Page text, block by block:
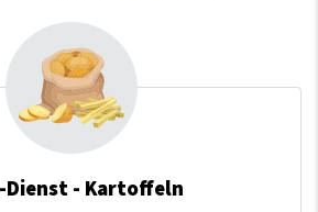
- Kartoffeln